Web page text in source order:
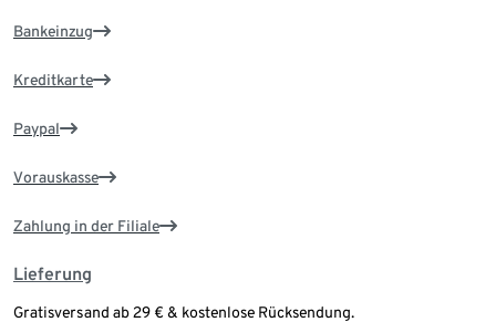
Bankeinzug
Kreditkarte
Paypal
Vorauskasse
Zahlung in der Filiale
Lieferung
Gratisversand ab 29 € & kostenlose Rücksendung.